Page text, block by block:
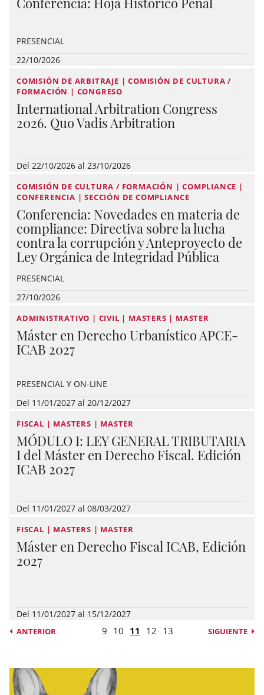
PRESENCIAL
22/10/2026
COMISIÓN DE ARBITRAJE | COMISIÓN DE CULTURA /
FORMACIÓN | CONGRESO
International Arbitration Congress
2026. Quo Vadis Arbitration
Del 22/10/2026 al 23/10/2026
COMISIÓN DE CULTURA / FORMACIÓN | COMPLIANCE |
CONFERENCIA | SECCIÓN DE COMPLIANCE
Conferencia: Novedades en materia de
compliance: Directiva sobre la lucha
contra la corrupción y Anteproyecto de
Ley Orgánica de Integridad Pública
PRESENCIAL
27/10/2026
ADMINISTRATIVO | CIVIL | MASTERS | MASTER
Máster en Derecho Urbanístico APCE-
ICAB 2027
PRESENCIAL Y ON-LINE
Del 11/01/2027 al 20/12/2027
FISCAL | MASTERS | MASTER
MÓDULO I: LEY GENERAL TRIBUTARIA
I del Máster en Derecho Fiscal. Edición
ICAB 2027
Del 11/01/2027 al 08/03/2027
FISCAL | MASTERS | MASTER
Máster en Derecho Fiscal ICAB, Edición
2027
Del 11/01/2027 al 15/12/2027
ANTERIOR 9 10 11 12 13 SIGUIENTE